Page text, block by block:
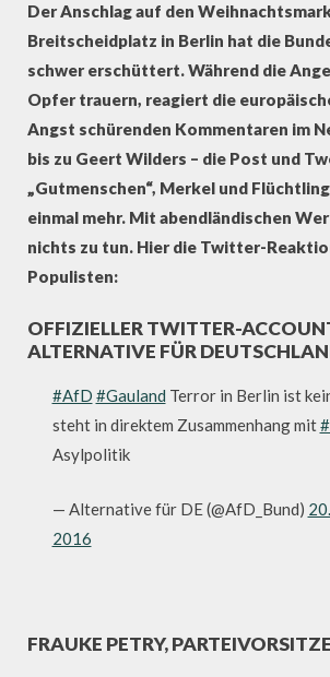
BERLIN
Der Anschlag auf den
Breitscheidplatz in Berlin hat die
schwer erschüttert. Während die
Opfer trauern, reagiert die
Angst schürenden Kommentaren im
bis zu Geert Wilders – die Post und
„Gutmenschen“, Merkel und
einmal mehr. Mit abendländischen
nichts zu tun. Hier die Twitter-
Populisten:
OFFIZIELLER TWITTER-
ALTERNATIVE FÜR
#AfD #Gauland Terror in Berlin ist
steht in direktem Zusammenhang mit
Asylpolitik
— Alternative für DE (@AfD_Bund)
2016
FRAUKE PETRY,